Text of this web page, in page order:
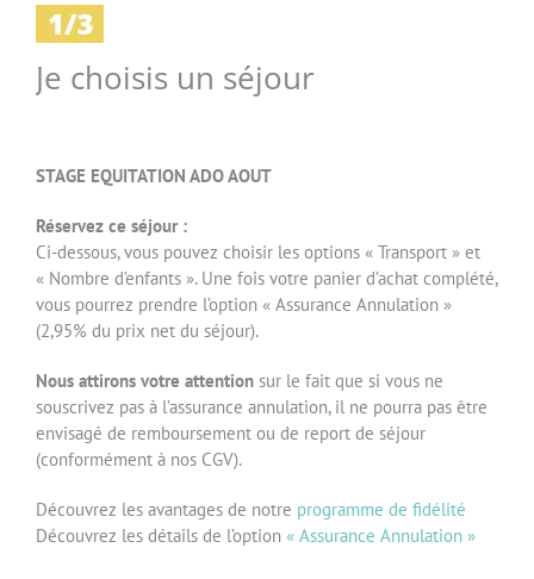
Je choisis un séjour
STAGE EQUITATION ADO AOUT
Réservez ce séjour :
Ci-dessous, vous pouvez choisir les options « Transport » et
« Nombre d’enfants ». Une fois votre panier d’achat complété,
vous pourrez prendre l’option « Assurance Annulation »
(2,95% du prix net du séjour).
Nous attirons votre attention sur le fait que si vous ne
souscrivez pas à l’assurance annulation, il ne pourra pas être
envisagé de remboursement ou de report de séjour
(conformément à nos CGV).
Découvrez les avantages de notre programme de fidélité
Découvrez les détails de l’option « Assurance Annulation »